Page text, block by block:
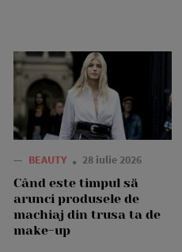
— BEAUTY 28 iulie 2026
Când este timpul să
arunci produsele de
machiaj din trusa ta de
make-up